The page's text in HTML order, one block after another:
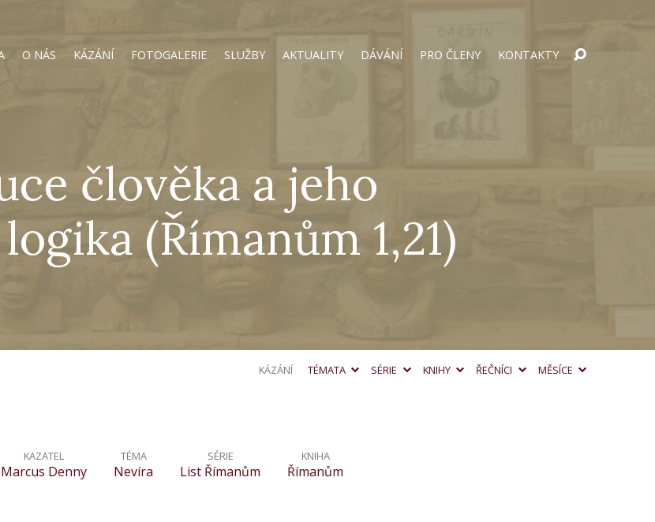
O NÁS KÁZÁNÍ FOTOGALERIE SLUŽBY AKTUALITY DÁVÁNÍ PRO ČLENY KONTAKTY
člověka a jeho
(Římanům 1,21)
KÁZÁNÍ TÉMATA SÉRIE KNIHY ŘEČNÍCI MĚSÍCE
KAZATEL
Marcus Denny
TÉMA
Nevíra
SÉRIE
List Římanům
KNIHA
Římanům